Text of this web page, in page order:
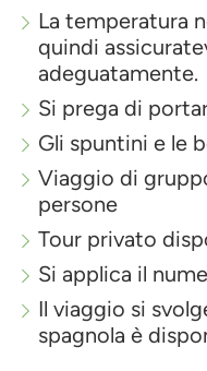
La temperatura
quindi
adeguatamente.
Si prega di
Gli spuntini e le
Viaggio di
persone
Tour privato
Si applica il
Il viaggio si
spagnola è